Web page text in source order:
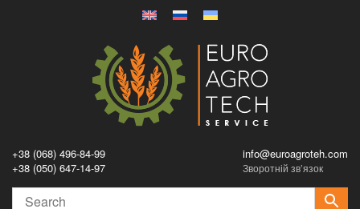
+38 (068) 496-84-99
+38 (050) 647-14-97
info@euroagroteh.com
Зворотній зв’язок